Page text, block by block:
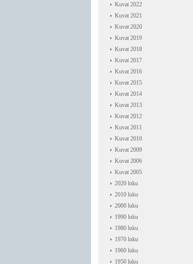
Kuvat 2022
Kuvat 2021
Kuvat 2020
Kuvat 2019
Kuvat 2018
Kuvat 2017
Kuvat 2016
Kuvat 2015
Kuvat 2014
Kuvat 2013
Kuvat 2012
Kuvat 2011
Kuvat 2010
Kuvat 2009
Kuvat 2006
Kuvat 2005
2020 luku
2010 luku
2000 luku
1990 luku
1980 luku
1970 luku
1960 luku
1950 luku